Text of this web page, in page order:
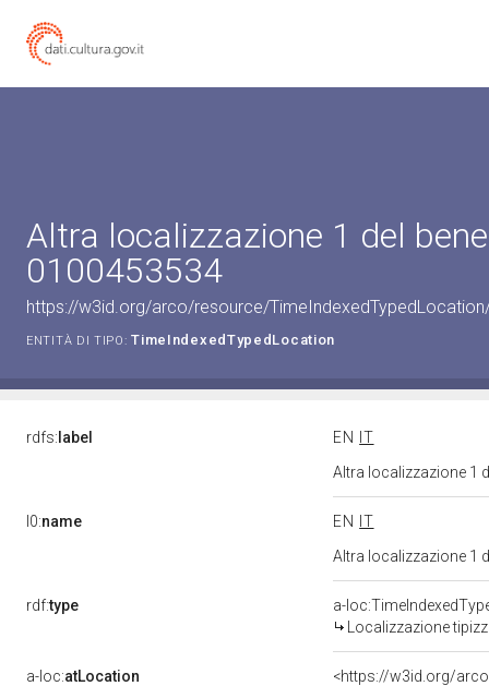
Altra localizzazione 1 del
0100453534
https://w3id.org/arco/resource/
ENTITÀ DI TIPO: TimeIndexedTypedLocation
rdfs: label EN
IT
Altra localizzazione 1
l0:name EN
IT
Altra localizzazione 1
rdf:type
a-
Localizzazione
a-loc:atLocation
<https://w3id.org/